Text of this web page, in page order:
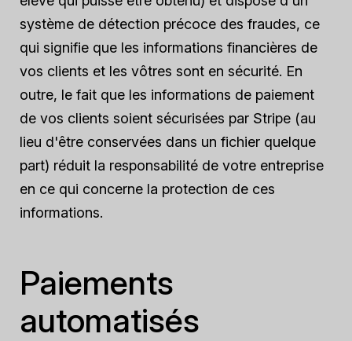
système de détection précoce des fraudes, ce
qui signifie que les informations financières de
vos clients et les vôtres sont en sécurité. En
outre, le fait que les informations de paiement
de vos clients soient sécurisées par Stripe (au
lieu d'être conservées dans un fichier quelque
part) réduit la responsabilité de votre entreprise
en ce qui concerne la protection de ces
informations.
Paiements
automatisés